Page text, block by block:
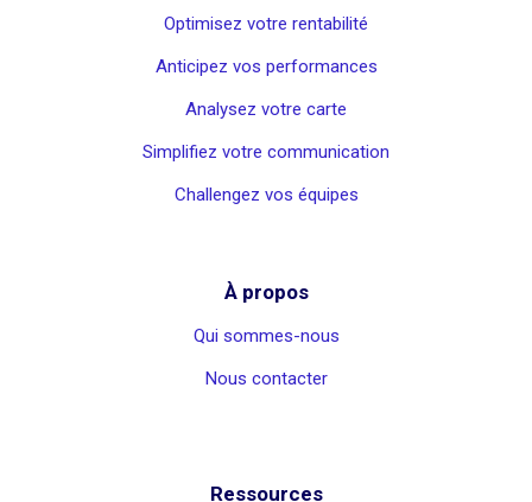
Optimisez votre rentabilité
Anticipez vos performances
Analysez votre carte
Simplifiez votre communication
Challengez vos équipes
À propos
Qui sommes-nous
Nous contacter
Ressources